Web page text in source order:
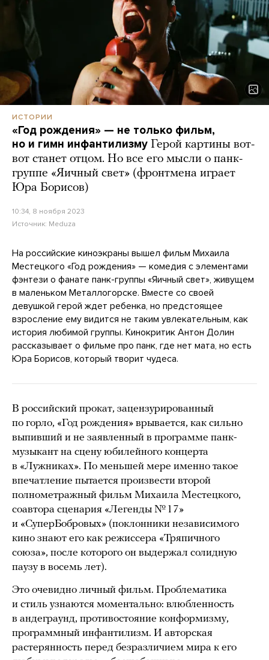
ИСТОРИИ
«Год рождения» — не только фильм,
но и гимн инфантилизму Герой картины вот-
вот станет отцом. Но все его мысли о панк-
группе «Яичный свет» (фронтмена играет
Юра Борисов)
10:34, 8 ноября 2023
Источник: Meduza
На российские киноэкраны вышел фильм Михаила
Местецкого «Год рождения» — комедия с элементами
фэнтези о фанате панк-группы «Яичный свет», живущем
в маленьком Металлогорске. Вместе со своей
девушкой герой ждет ребенка, но предстоящее
взросление ему видится не таким увлекательным, как
история любимой группы. Кинокритик Антон Долин
рассказывает о фильме про панк, где нет мата, но есть
Юра Борисов, который творит чудеса.
В российский прокат, зацензурированный
по горло, «Год рождения» врывается, как сильно
выпивший и не заявленный в программе панк-
музыкант на сцену юбилейного концерта
в «Лужниках». По меньшей мере именно такое
впечатление пытается произвести второй
полнометражный фильм Михаила Местецкого,
соавтора сценария «Легенды № 17»
и «СуперБобровых» (поклонники независимого
кино знают его как режиссера «Тряпичного
союза», после которого он выдержал солидную
паузу в восемь лет).
Это очевидно личный фильм. Проблематика
и стиль узнаются моментально: влюбленность
в андеграунд, противостояние конформизму,
программный инфантилизм. И авторская
растерянность перед безразличием мира к его